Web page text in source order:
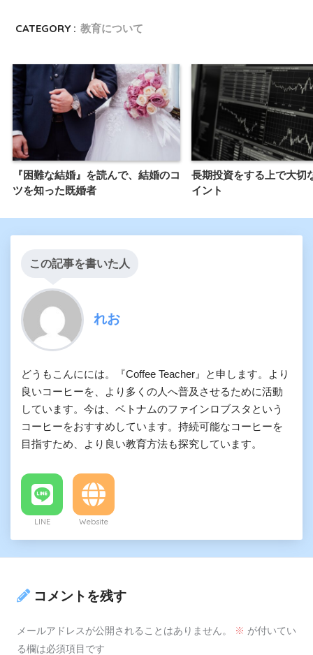
CATEGORY : 教育について
『困難な結婚』を読んで、結婚のコ
ツを知った既婚者
長期投資をする上で大切
イント
この記事を書いた人
れお
どうもこんにには。『Coffee Teacher』と申します。より
良いコーヒーを、より多くの人へ普及させるために活動
しています。今は、ベトナムのファインロブスタという
コーヒーをおすすめしています。持続可能なコーヒーを
目指すため、より良い教育方法も探究しています。
LINE Website
コメントを残す
メールアドレスが公開されることはありません。 ※ が付いてい
る欄は必須項目です